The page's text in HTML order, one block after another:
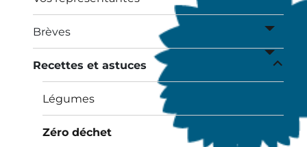
menu
le
sous-
menu
Brèves
ouvrir
le
sous-
menu
Recettes et astuces
ouvrir
Légumes
Zéro déchet